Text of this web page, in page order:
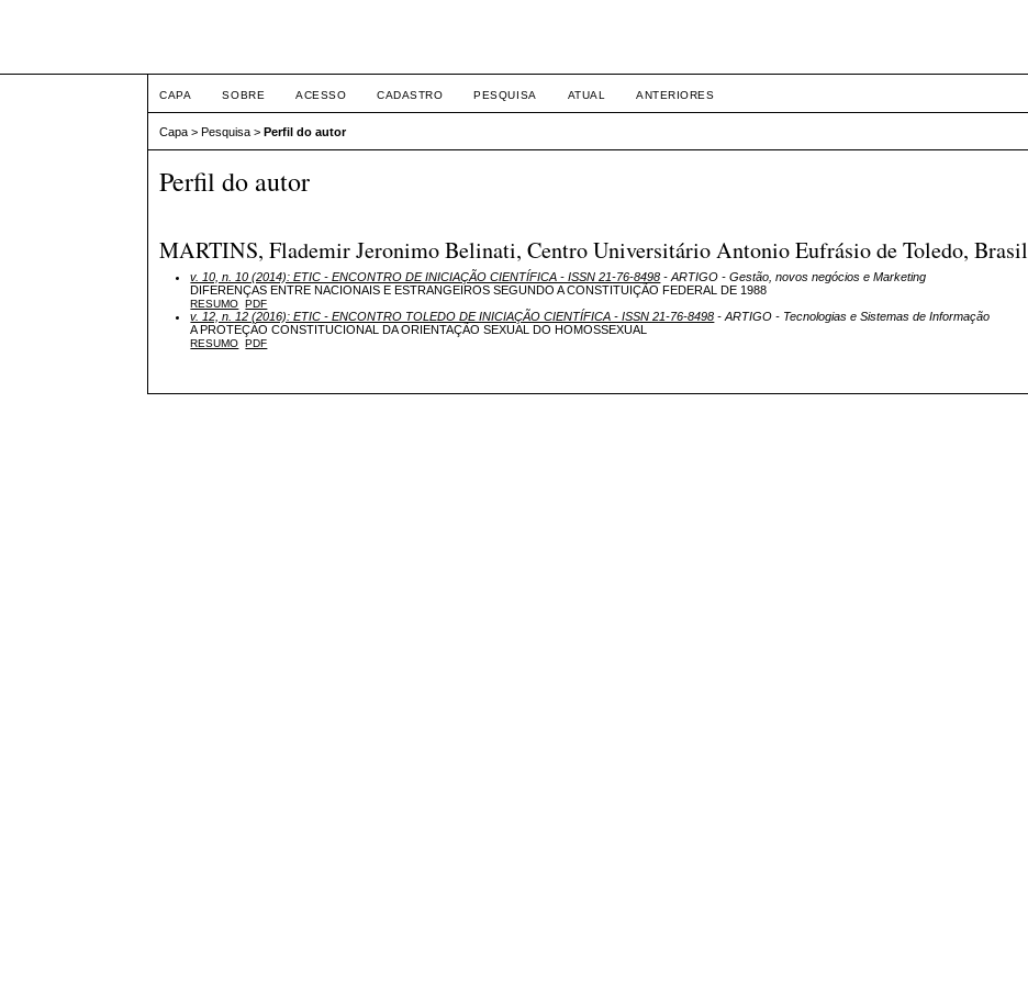
CAPA SOBRE ACESSO CADASTRO PESQUISA ATUAL ANTERIORES
Capa >Pesquisa >Perfil do autor
Perfil do autor
MARTINS, Flademir Jeronimo Belinati, Centro Universitário Antonio Eufrásio de Toledo, Brasil
v. 10, n. 10 (2014): ETIC - ENCONTRO DE INICIAÇÃO CIENTÍFICA - ISSN 21-76-8498 - ARTIGO - Gestão, novos negócios e Marketing
DIFERENÇAS ENTRE NACIONAIS E ESTRANGEIROS SEGUNDO A CONSTITUIÇÃO FEDERAL DE 1988
RESUMO PDF
v. 12, n. 12 (2016): ETIC - ENCONTRO TOLEDO DE INICIAÇÃO CIENTÍFICA - ISSN 21-76-8498 - ARTIGO - Tecnologias e Sistemas de Informação
A PROTEÇÃO CONSTITUCIONAL DA ORIENTAÇÃO SEXUAL DO HOMOSSEXUAL
RESUMO PDF